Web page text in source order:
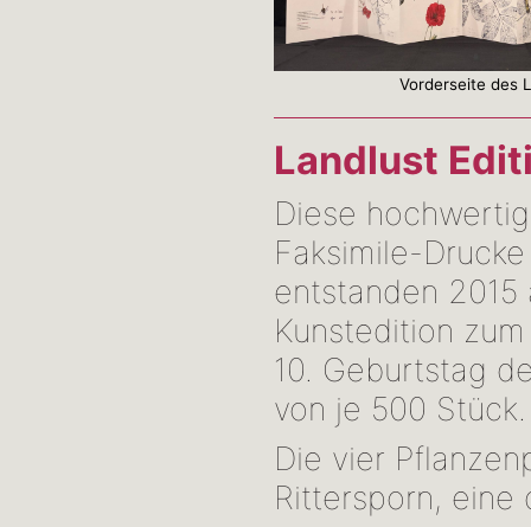
Vorderseite des
Landlust
Diese
Faksimile-Drucke
entstanden 2015
Kunstedition zum
10. Geburtstag
von je 500 Stück.
Die vier
Rittersporn, eine